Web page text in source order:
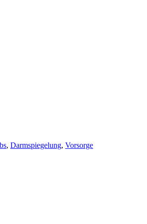
, Darmspiegelung, Vorsorge